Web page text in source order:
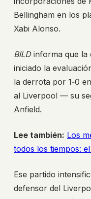
Bellingham en los
Xabi Alonso.
BILDinforma que la
iniciado la
la derrota por 1‑0
al Liverpool — su
Anfield.
Lee también: Los
todos los tiempos:
Ese partido
defensor del